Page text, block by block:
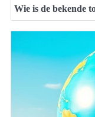
Wie is de bekende